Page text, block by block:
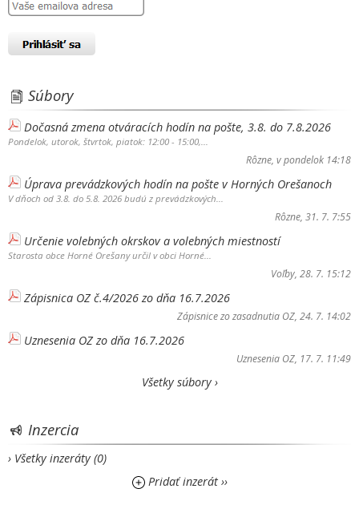
Súbory
Dočasná zmena otváracích hodín na pošte, 3.8. do 7.8.2026
Pondelok, utorok, štvrtok, piatok: 12:00 - 15:00,...
Rôzne, v pondelok 14:18
Úprava prevádzkových hodín na pošte v Horných Orešanoch
V dňoch od 3.8. do 5.8. 2026 budú z prevádzkových...
Rôzne, 31. 7. 7:55
Určenie volebných okrskov a volebných miestností
Starosta obce Horné Orešany určil v obci Horné...
Voľby, 28. 7. 15:12
Zápisnica OZ č.4/2026 zo dňa 16.7.2026
Zápisnice zo zasadnutia OZ, 24. 7. 14:02
Uznesenia OZ zo dňa 16.7.2026
Uznesenia OZ, 17. 7. 11:49
Všetky súbory ›
Inzercia
› Všetky inzeráty (0)
Pridať inzerát ››